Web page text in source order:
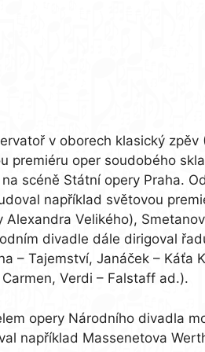
v oborech klasický zpěv
premiéru oper soudobého
scéně Státní opery Praha.
například světovou
Velikého),
divadle dále dirigoval
– Tajemství, Janáček – Káťa
Verdi – Falstaff ad.).
opery Národního divadla
například Massenetova